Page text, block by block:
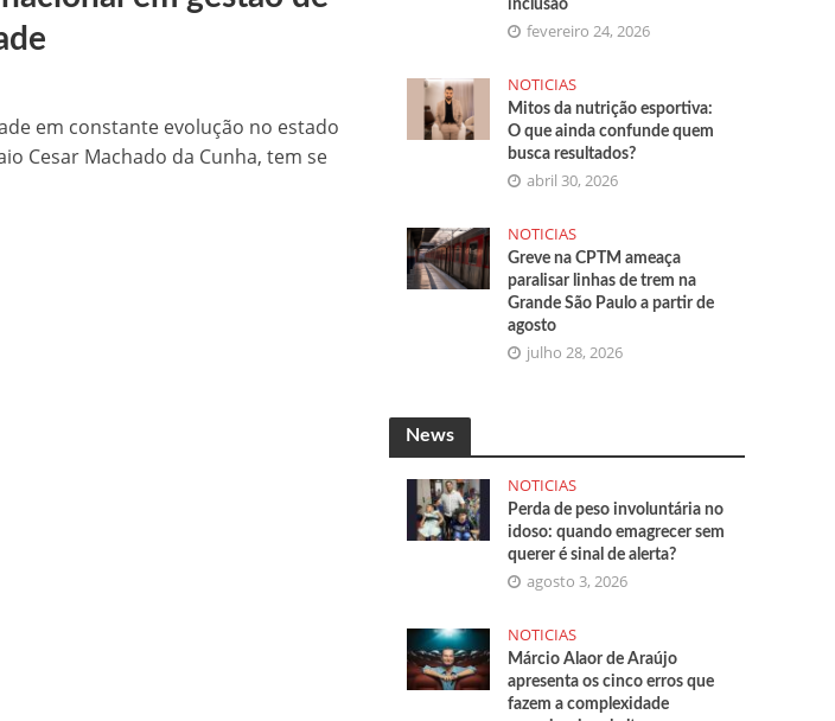
em constante evolução no estado
Cesar Machado da Cunha, tem se
inclusão
fevereiro 24, 2026
NOTICIAS
Mitos da nutrição esportiva:
O que ainda confunde quem
busca resultados?
abril 30, 2026
NOTICIAS
Greve na CPTM ameaça
paralisar linhas de trem na
Grande São Paulo a partir de
agosto
julho 28, 2026
News
NOTICIAS
Perda de peso involuntária no
idoso: quando emagrecer sem
querer é sinal de alerta?
agosto 3, 2026
NOTICIAS
Márcio Alaor de Araújo
apresenta os cinco erros que
fazem a complexidade